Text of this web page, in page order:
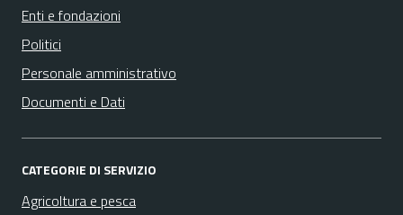
Enti e fondazioni
Politici
Personale amministrativo
Documenti e Dati
CATEGORIE DI SERVIZIO
Agricoltura e pesca